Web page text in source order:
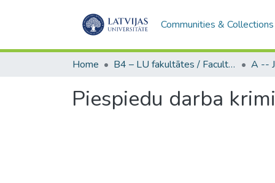
Communities & Collections
Home B4 – LU fakultātes / Faculties of the UL
Piespiedu darba